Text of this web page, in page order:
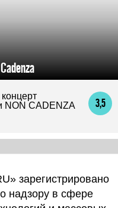
3,5
CADENZA
зарегистрировано
надзору в сфере